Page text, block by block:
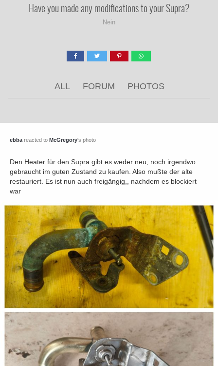
Have you made any modifications to your Supra?
Nein
ALL FORUM PHOTOS
ebba reacted to McGregory's photo
Den Heater für den Supra gibt es weder neu, noch irgendwo
gebraucht im guten Zustand zu kaufen. Also mußte der alte
restauriert. Es ist nun auch freigängig,, nachdem es blockiert
war